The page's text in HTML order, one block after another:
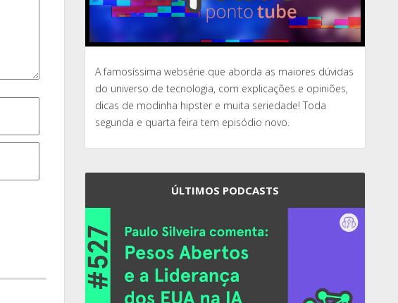
A famosíssima websérie que aborda as maiores dúvidas
do universo de tecnologia, com explicações e opiniões,
dicas de modinha hipster e muita seriedade! Toda
segunda e quarta feira tem episódio novo.
ÚLTIMOS PODCASTS